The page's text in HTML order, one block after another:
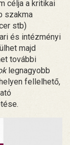
célja a kritikai
szakma
stb)
és intézményi
majd
további
legnagyobb
fellelhető,